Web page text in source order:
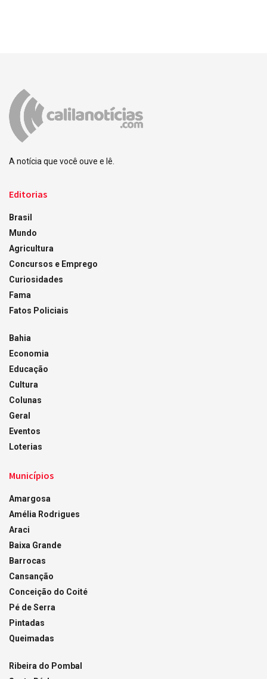
A notícia que você ouve e lê.
Editorias
Brasil
Mundo
Agricultura
Concursos e Emprego
Curiosidades
Fama
Fatos Policiais
Bahia
Economia
Educação
Cultura
Colunas
Geral
Eventos
Loterias
Municípios
Amargosa
Amélia Rodrigues
Araci
Baixa Grande
Barrocas
Cansanção
Conceição do Coité
Pé de Serra
Pintadas
Queimadas
Ribeira do Pombal